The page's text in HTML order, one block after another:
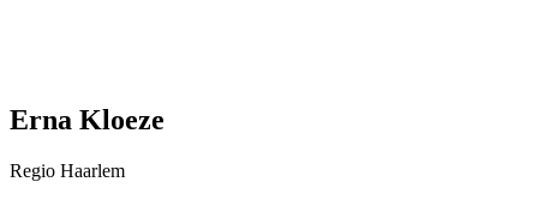
Erna Kloeze
Regio Haarlem